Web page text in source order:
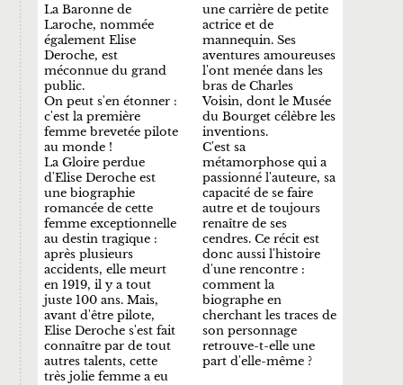
La Baronne de
Laroche, nommée
également Elise
Deroche, est
méconnue du grand
public.
On peut s'en étonner :
c'est la première
femme brevetée pilote
au monde !
La Gloire perdue
d'Elise Deroche est
une biographie
romancée de cette
femme exceptionnelle
au destin tragique :
après plusieurs
accidents, elle meurt
en 1919, il y a tout
juste 100 ans. Mais,
avant d'être pilote,
Elise Deroche s'est fait
connaître par de tout
autres talents, cette
très jolie femme a eu
une carrière de petite
actrice et de
mannequin. Ses
aventures amoureuses
l'ont menée dans les
bras de Charles
Voisin, dont le Musée
du Bourget célèbre les
inventions.
C'est sa
métamorphose qui a
passionné l'auteure, sa
capacité de se faire
autre et de toujours
renaître de ses
cendres. Ce récit est
donc aussi l'histoire
d'une rencontre :
comment la
biographe en
cherchant les traces de
son personnage
retrouve-t-elle une
part d'elle-même ?